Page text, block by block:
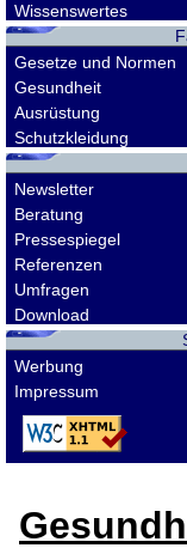
Wissenswertes
Gesetze und Normen
Gesundheit
Ausrüstung
Schutzkleidung
Newsletter
Beratung
Pressespiegel
Referenzen
Umfragen
Download
Werbung
Impressum